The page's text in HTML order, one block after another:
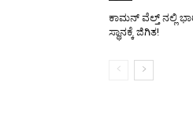
ಕಾಮನ್ ವೆಲ್ತ್ ನಲ್ಲಿ
ಸ್ಥಾನಕ್ಕೆ ಜಿಗಿತ!